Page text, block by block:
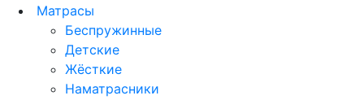
Матрасы
Беспружинные
Детские
Жёсткие
Наматрасники